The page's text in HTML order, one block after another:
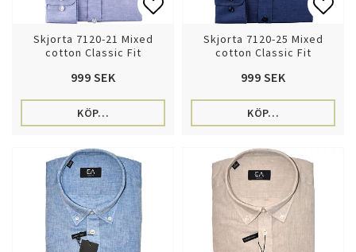
Lägg till i favoritlistan
Skjorta 7120-21 Mixed
cotton Classic Fit
999 SEK
KÖP…
Skjorta 7120-25 Mixed
cotton Classic Fit
999 SEK
KÖP…